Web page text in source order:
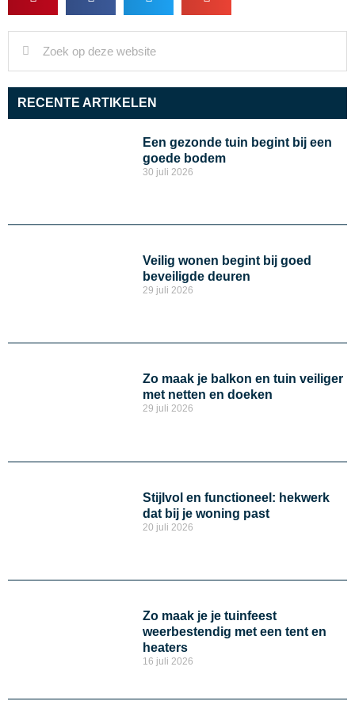
RECENTE ARTIKELEN
Een gezonde tuin begint bij een
goede bodem
30 juli 2026
Veilig wonen begint bij goed
beveiligde deuren
29 juli 2026
Zo maak je balkon en tuin veiliger
met netten en doeken
29 juli 2026
Stijlvol en functioneel: hekwerk
dat bij je woning past
20 juli 2026
Zo maak je je tuinfeest
weerbestendig met een tent en
heaters
16 juli 2026